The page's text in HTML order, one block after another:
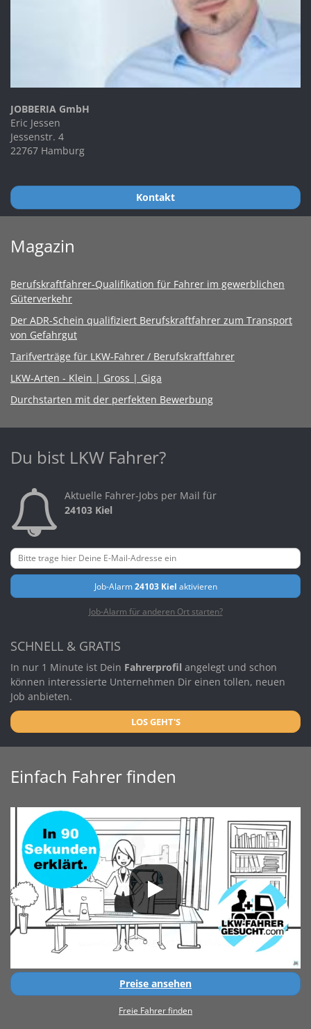
JOBBERIA GmbH
Eric Jessen
Jessenstr. 4
22767 Hamburg
Kontakt
Magazin
Berufskraftfahrer-Qualifikation für Fahrer im gewerblichen
Güterverkehr
Der ADR-Schein qualifiziert Berufskraftfahrer zum Transport
von Gefahrgut
Tarifverträge für LKW-Fahrer / Berufskraftfahrer
LKW-Arten - Klein | Gross | Giga
Durchstarten mit der perfekten Bewerbung
Du bist LKW Fahrer?
Aktuelle Fahrer-Jobs per Mail für
24103 Kiel
Job-Alarm24103 Kiel aktivieren
Job-Alarm für anderen Ort starten?
SCHNELL & GRATIS
In nur 1 Minute ist Dein Fahrerprofil angelegt und schon
können interessierte Unternehmen Dir einen tollen, neuen
Job anbieten.
LOS GEHT'S
Einfach Fahrer finden
Preise ansehen
Freie Fahrer finden